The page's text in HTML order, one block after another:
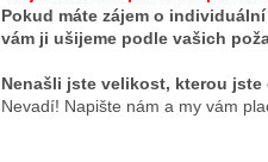
Pokud máte zájem o
vám ji ušijeme podle vašich
Nenašli jste velikost, kterou jste
Nevadí! Napište nám a my vám